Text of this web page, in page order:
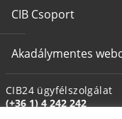
CIB Csoport
Akadálymentes
CIB24 ügyfélszolgálat
(+36 1) 4 242 242